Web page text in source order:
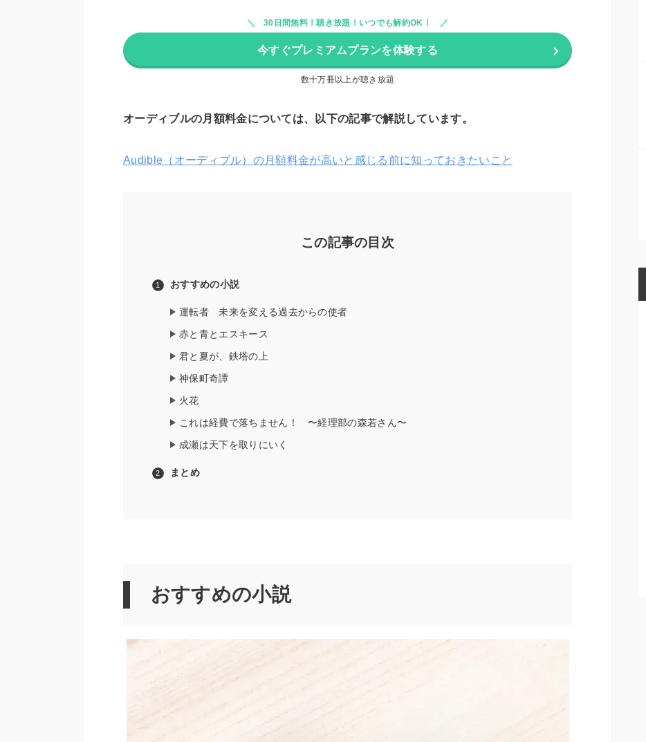
30日間無料！聴き放題！いつでも解約OK！
今すぐプレミアムプランを体験する
数十万冊以上が聴き放題
オーディブルの月額料金については、以下の記事で解説しています。
Audible（オーディブル）の月額料金が高いと感じる前に知っておきたいこと
この記事の目次
おすすめの小説
運転者 未来を変える過去からの使者
赤と青とエスキース
君と夏が、鉄塔の上
神保町奇譚
火花
これは経費で落ちません！ 〜経理部の森若さん〜
成瀬は天下を取りにいく
まとめ
おすすめの小説